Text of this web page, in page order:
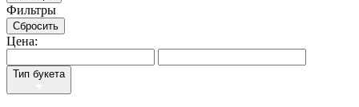
Фильтры
Сбросить
Цена:
Тип букета